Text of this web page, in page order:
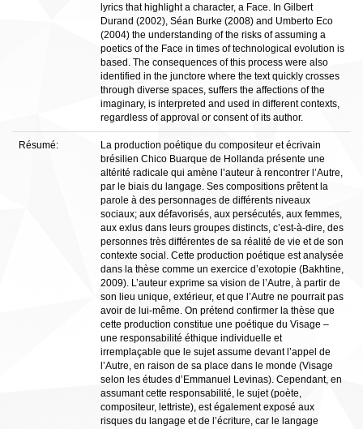
lyrics that highlight a character, a Face. In Gilbert
Durand (2002), Séan Burke (2008) and Umberto Eco
(2004) the understanding of the risks of assuming a
poetics of the Face in times of technological evolution is
based. The consequences of this process were also
identified in the junctore where the text quickly crosses
through diverse spaces, suffers the affections of the
imaginary, is interpreted and used in different contexts,
regardless of approval or consent of its author.
Résumé:
La production poétique du compositeur et écrivain
brésilien Chico Buarque de Hollanda présente une
altérité radicale qui amène l’auteur à rencontrer l’Autre,
par le biais du langage. Ses compositions prêtent la
parole à des personnages de différents niveaux
sociaux; aux défavorisés, aux persécutés, aux femmes,
aux exlus dans leurs groupes distincts, c’est-à-dire, des
personnes très différentes de sa réalité de vie et de son
contexte social. Cette production poétique est analysée
dans la thèse comme un exercice d’exotopie (Bakhtine,
2009). L’auteur exprime sa vision de l’Autre, à partir de
son lieu unique, extérieur, et que l’Autre ne pourrait pas
avoir de lui-même. On prétend confirmer la thèse que
cette production constitue une poétique du Visage –
une responsabilité éthique individuelle et
irremplaçable que le sujet assume devant l’appel de
l’Autre, en raison de sa place dans le monde (Visage
selon les études d’Emmanuel Levinas). Cependant, en
assumant cette responsabilité, le sujet (poète,
compositeur, lettriste), est également exposé aux
risques du langage et de l’écriture, car le langage